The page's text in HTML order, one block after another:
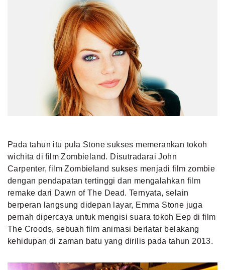
Pada tahun itu pula Stone sukses memerankan tokoh
wichita di film Zombieland. Disutradarai John
Carpenter, film Zombieland sukses menjadi film zombie
dengan pendapatan tertinggi dan mengalahkan film
remake dari Dawn of The Dead. Ternyata, selain
berperan langsung didepan layar, Emma Stone juga
pernah dipercaya untuk mengisi suara tokoh Eep di film
The Croods, sebuah film animasi berlatar belakang
kehidupan di zaman batu yang dirilis pada tahun 2013.